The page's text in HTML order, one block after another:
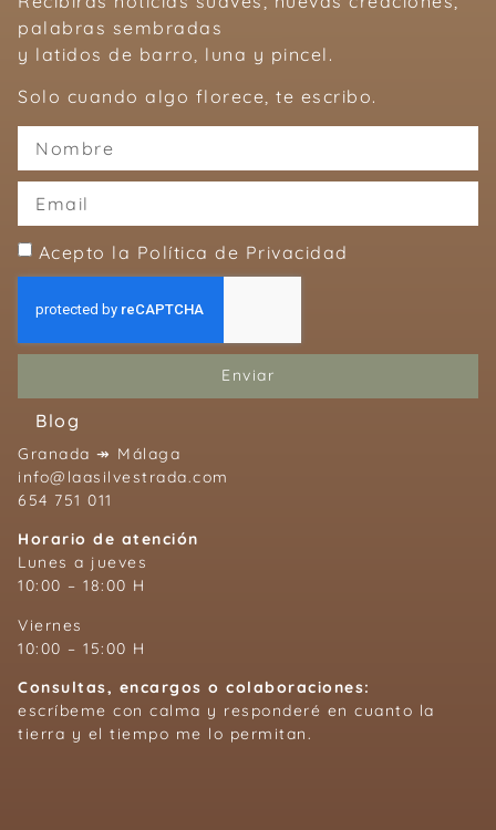
palabras sembradas
y latidos de barro, luna y pincel.
Solo cuando algo florece, te escribo.
Acepto la Política de Privacidad
Enviar
Blog
Granada ↠ Málaga
info@laasilvestrada.com
654 751 011
Horario de atención
Lunes a jueves
10:00 – 18:00 H
Viernes
10:00 – 15:00 H
Consultas, encargos o colaboraciones:
escríbeme con calma y responderé en cuanto la
tierra y el tiempo me lo permitan.